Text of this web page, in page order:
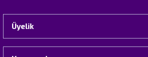
Üyelik